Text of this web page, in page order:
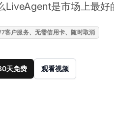
LiveAgent是市场上最好
客户服务、无需信用卡、随时取消
天免费 观看视频